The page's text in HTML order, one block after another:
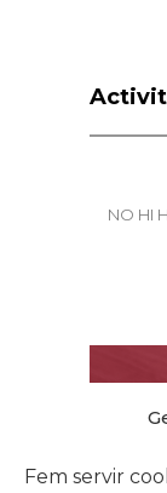
Fem servir
NO HI